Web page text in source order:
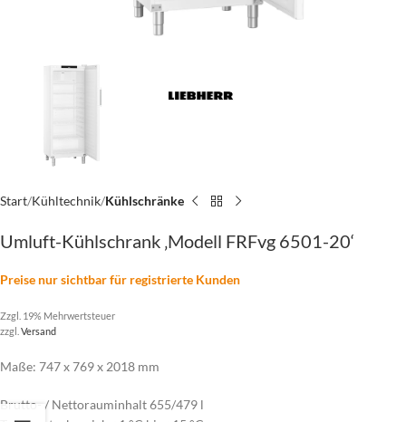
Start Kühltechnik Kühlschränke
Umluft-Kühlschrank ‚Modell FRFvg 6501-20‘
Preise nur sichtbar für registrierte Kunden
Zzgl. 19% Mehrwertsteuer
zzgl. Versand
Maße: 747 x 769 x 2018 mm
Brutto- / Nettorauminhalt 655/479 l